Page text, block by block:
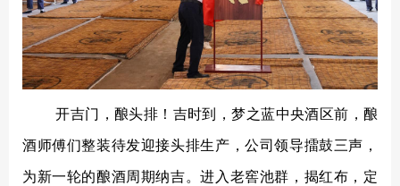
开吉门，酿头排！吉时到，梦之蓝中央酒区前，酿
酒师傅们整装待发迎接头排生产，公司领导擂鼓三声，
为新一轮的酿酒周期纳吉。进入老窖池群，揭红布，定